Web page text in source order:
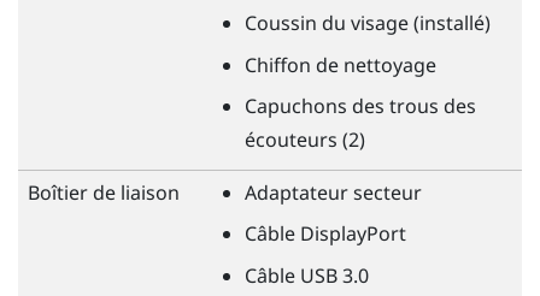
Coussin du visage (installé)
Chiffon de nettoyage
Capuchons des trous des
écouteurs (2)
Boîtier de liaison
Adaptateur secteur
Câble DisplayPort
Câble USB 3.0